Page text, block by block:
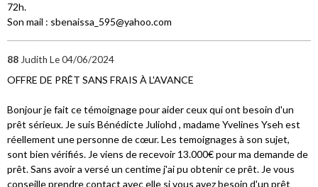
72h.
Son mail : sbenaissa_595@yahoo.com
88 Judith Le 04/06/2024
OFFRE DE PRÊT SANS FRAIS À L'AVANCE
Bonjour je fait ce témoignage pour aider ceux qui ont besoin d'un
prêt sérieux. Je suis Bénédicte Juliohd , madame Yvelines Yseh est
réellement une personne de cœur. Les temoignages à son sujet,
sont bien vérifiés. Je viens de recevoir 13.000€ pour ma demande de
prêt. Sans avoir a versé un centime j'ai pu obtenir ce prêt. Je vous
conseille prendre contact avec elle si vous avez besoin d'un prêt